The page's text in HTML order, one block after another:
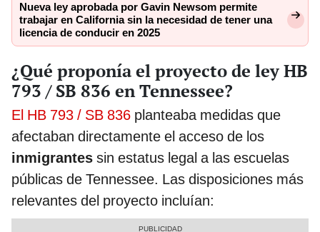
Nueva ley aprobada por Gavin Newsom permite
trabajar en California sin la necesidad de tener una
licencia de conducir en 2025
¿Qué proponía el proyecto de ley HB
793 / SB 836 en Tennessee?
El HB 793 / SB 836 planteaba medidas que
afectaban directamente el acceso de los
inmigrantes sin estatus legal a las escuelas
públicas de Tennessee. Las disposiciones más
relevantes del proyecto incluían: